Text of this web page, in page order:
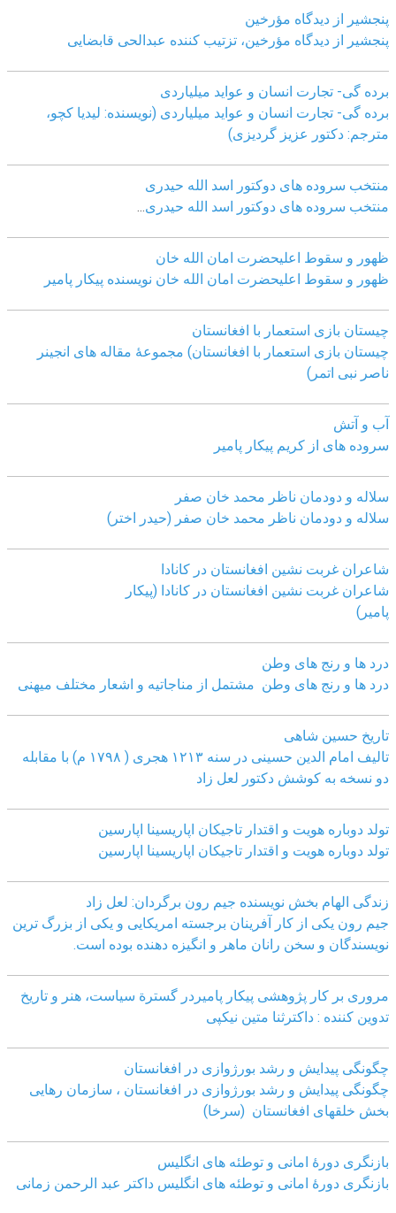
پنجشیر از دیدگاه مؤرخین
پنجشیر از دیدگاه مؤرخین، تزتیب کننده عبدالحی قابضايی
برده گی- تجارت انسان و عواید میلیاردی
برده گی- تجارت انسان و عواید میلیاردی (نویسنده: لیدیا کچو،
مترجم: دکتور عزیز گردیزی)
منتخب سروده های دوکتور اسد الله حیدری
منتخب سروده های دوکتور اسد الله حیدری
ظهور و سقوط اعلیحضرت امان الله خان
ظهور و سقوط اعلیحضرت امان الله خان نویسنده پیکار پامیر
چیستان بازی استعمار با افغانستان
چیستان بازی استعمار با افغانستان) مجموعۀ مقاله های انجینر
ناصر نبی اتمر)
آب و آتش
سروده های از کریم پیکار پامیر
سلاله و دودمان ناظر محمد خان صفر
سلاله و دودمان ناظر محمد خان صفر (حیدر اختر)
شاعران غربت نشین افغانستان در کانادا
شاعران غربت نشین افغانستان در کانادا (پیکار
پامیر)
درد ها و رنج های وطن
درد ها و رنج های وطن مشتمل از مناجاتیه و اشعار مختلف میهنی
تاریخ حسین شاهی
تالیف امام الدین حسینی در سنه ۱۲۱۳ هجری ( ۱۷۹۸ م) با مقابله
دو نسخه به کوشش دکتور لعل زاد
تولد دوباره هویت و اقتدار تاجیکان اپاریسینا اپارسین
تولد دوباره هویت و اقتدار تاجیکان اپاریسینا اپارسین
زندگی الهام بخش نویسنده جیم رون برگردان: لعل زاد
جیم رون یکی از کار آفرینان برجسته امریکایی و یکی از بزرگ ترین
نویسندگان و سخن رانان ماهر و انگیزه دهنده بوده است.
مروری بر کار پژوهشی پیکار پامیردر گسترة سیاست، هنر و تاریخ
تدوین کننده : داکترثنا متین نیکپی
چگونگی پیدایش و رشد بورژوازی در افغانستان
چگونگی پیدایش و رشد بورژوازی در افغانستان ، سازمان رهایی
بخش خلقهای افغانستان (سرخا)
بازنگرى دورۀ امانى و توطئه هاى انگليس
بازنگرى دورۀ امانى و توطئه هاى انگليس داکتر عبد الرحمن زمانى